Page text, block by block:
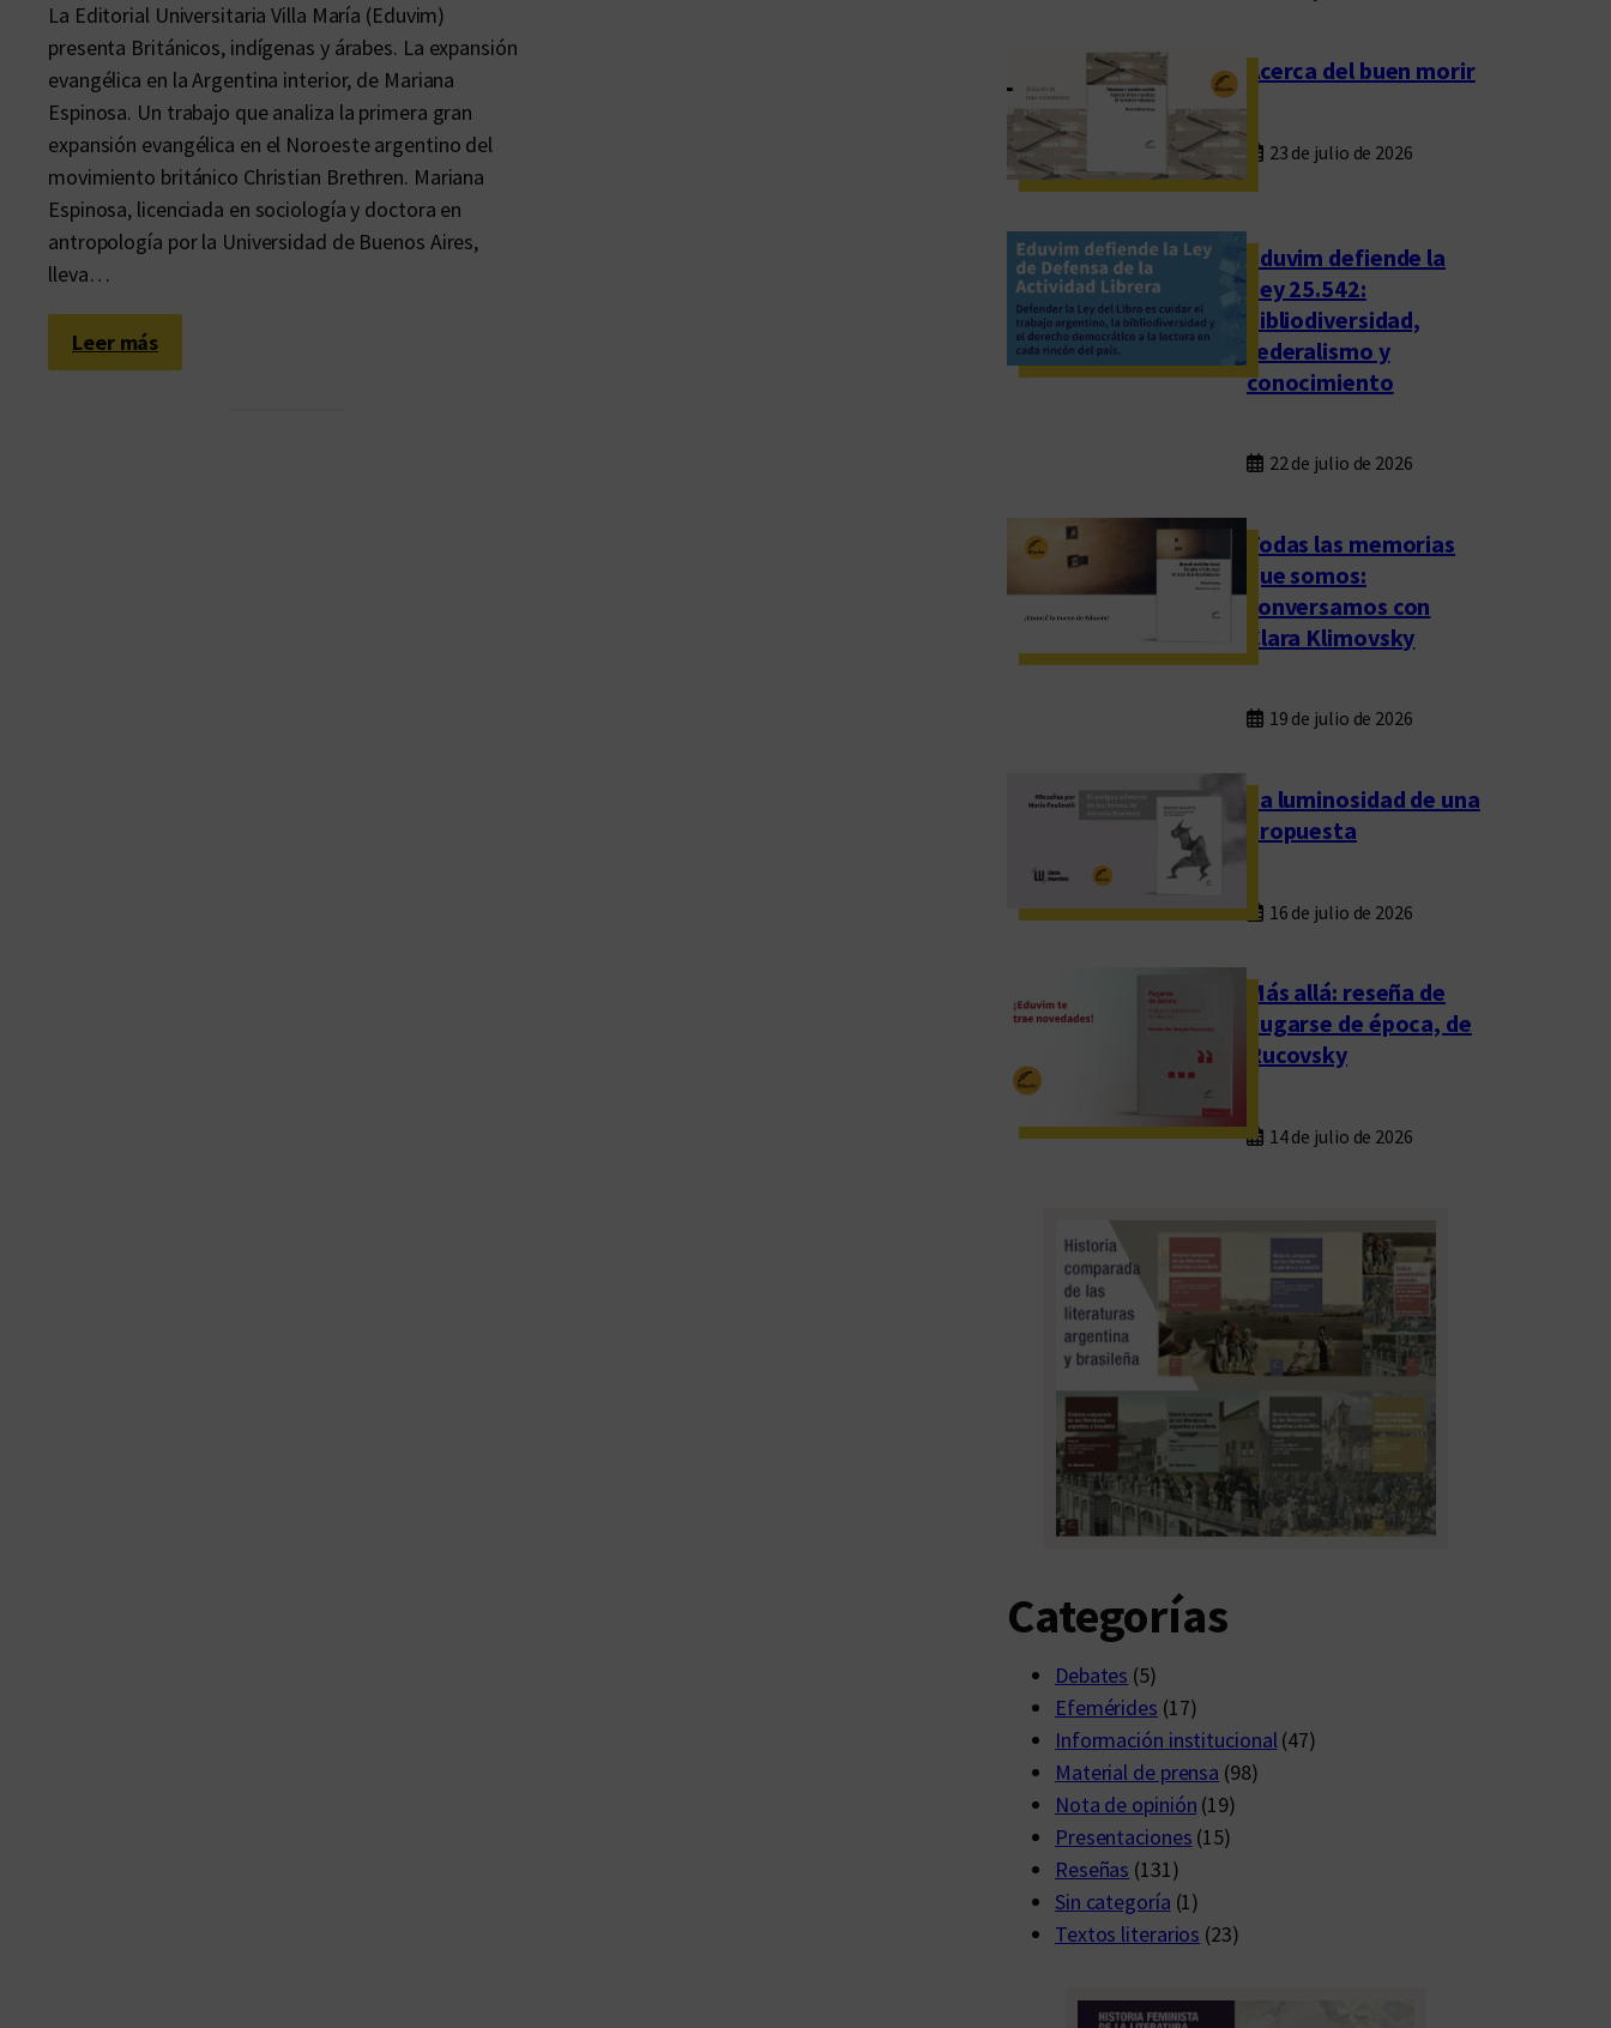
La Editorial Universitaria Villa María (Eduvim)
presenta Británicos, indígenas y árabes. La expansión
evangélica en la Argentina interior, de Mariana
Espinosa. Un trabajo que analiza la primera gran
expansión evangélica en el Noroeste argentino del
movimiento británico Christian Brethren. Mariana
Espinosa, licenciada en sociología y doctora en
antropología por la Universidad de Buenos Aires,
lleva…
Leer más:
R
Acerca del buen morir
23 de julio de 2026
Eduvim defiende la
Ley 25.542:
bibliodiversidad,
federalismo y
conocimiento
22 de julio de 2026
Todas las memorias
que somos:
conversamos con
Clara Klimovsky
19 de julio de 2026
La luminosidad de una
propuesta
16 de julio de 2026
Más allá: reseña de
Fugarse de época, de
Rucovsky
14 de julio de 2026
Categorías
Debates (5)
Efemérides (17)
Información institucional(47)
Material de prensa (98)
Nota de opinión (19)
Presentaciones (15)
Reseñas (131)
Sin categoría (1)
Textos literarios (23)